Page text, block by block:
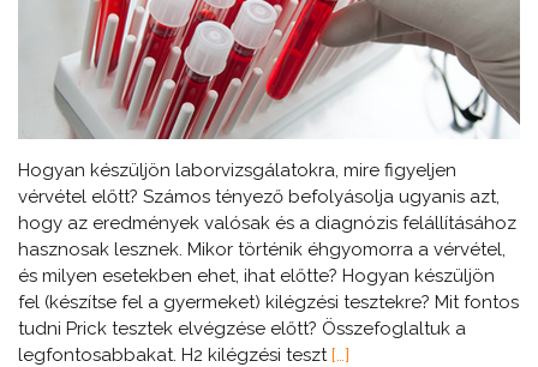
Hogyan készüljön laborvizsgálatokra, mire figyeljen
vérvétel előtt? Számos tényező befolyásolja ugyanis azt,
hogy az eredmények valósak és a diagnózis felállításához
hasznosak lesznek. Mikor történik éhgyomorra a vérvétel,
és milyen esetekben ehet, ihat előtte? Hogyan készüljön
fel (készítse fel a gyermeket) kilégzési tesztekre? Mit fontos
tudni Prick tesztek elvégzése előtt? Összefoglaltuk a
legfontosabbakat. H2 kilégzési teszt[…]